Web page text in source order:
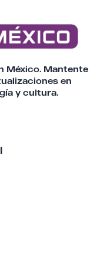
México. Mantente
en
y cultura.